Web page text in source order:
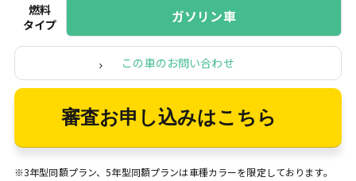
燃料
タイプ
ガソリン車
この車のお問い合わせ
審査お申し込みはこちら
※3年型同額プラン、5年型同額プランは車種カラーを限定しております。